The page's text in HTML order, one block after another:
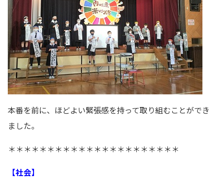
本番を前に、ほどよい緊張感を持って取り組むことができ
ました。
＊＊＊＊＊＊＊＊＊＊＊＊＊＊＊＊＊＊＊＊＊＊
【社会】